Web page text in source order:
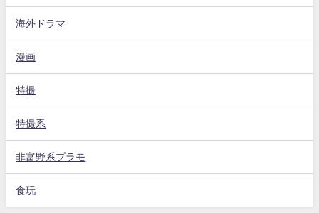
海外ドラマ
漫画
特撮
特撮系
非富野系プラモ
食玩